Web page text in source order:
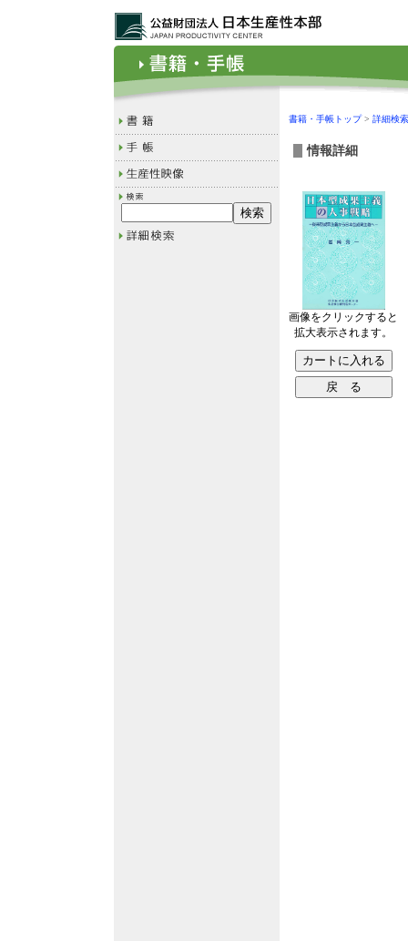
書籍・手帳トップ> 詳細検索
情報詳細
画像をクリックすると
拡大表示されます。